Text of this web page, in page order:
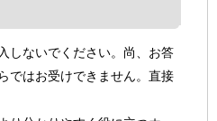
しないでください。尚、お答
ではお受けできません。直接